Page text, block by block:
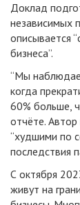
Доклад
независимых
описывается
бизнеса”.
“Мы
когда
60% больше,
отчёте.
“худшими по
последствия
С октября
живут на